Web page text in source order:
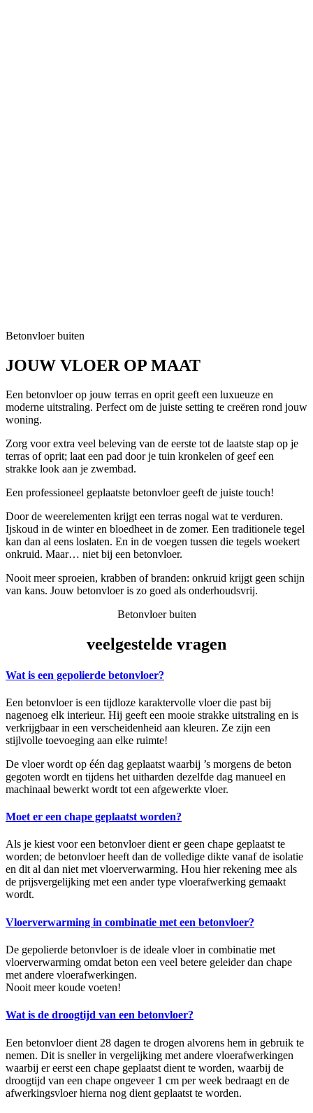
Betonvloer buiten
JOUW VLOER OP MAAT
Een betonvloer op jouw terras en oprit geeft een luxueuze en
moderne uitstraling. Perfect om de juiste setting te creëren rond jouw
woning.
Zorg voor extra veel beleving van de eerste tot de laatste stap op je
terras of oprit; laat een pad door je tuin kronkelen of geef een
strakke look aan je zwembad.
Een professioneel geplaatste betonvloer geeft de juiste touch!
Door de weerelementen krijgt een terras nogal wat te verduren.
Ijskoud in de winter en bloedheet in de zomer. Een traditionele tegel
kan dan al eens loslaten. En in de voegen tussen die tegels woekert
onkruid. Maar… niet bij een betonvloer.
Nooit meer sproeien, krabben of branden: onkruid krijgt geen schijn
van kans. Jouw betonvloer is zo goed als onderhoudsvrij.
Betonvloer buiten
veelgestelde vragen
Wat is een gepolierde betonvloer?
Een betonvloer is een tijdloze karaktervolle vloer die past bij
nagenoeg elk interieur. Hij geeft een mooie strakke uitstraling en is
verkrijgbaar in een verscheidenheid aan kleuren. Ze zijn een
stijlvolle toevoeging aan elke ruimte!
De vloer wordt op één dag geplaatst waarbij ’s morgens de beton
gegoten wordt en tijdens het uitharden dezelfde dag manueel en
machinaal bewerkt wordt tot een afgewerkte vloer.
Moet er een chape geplaatst worden?
Als je kiest voor een betonvloer dient er geen chape geplaatst te
worden; de betonvloer heeft dan de volledige dikte vanaf de isolatie
en dit al dan niet met vloerverwarming. Hou hier rekening mee als
de prijsvergelijking met een ander type vloerafwerking gemaakt
wordt.
Vloerverwarming in combinatie met een betonvloer?
De gepolierde betonvloer is de ideale vloer in combinatie met
vloerverwarming omdat beton een veel betere geleider dan chape
met andere vloerafwerkingen.
Nooit meer koude voeten!
Wat is de droogtijd van een betonvloer?
Een betonvloer dient 28 dagen te drogen alvorens hem in gebruik te
nemen. Dit is sneller in vergelijking met andere vloerafwerkingen
waarbij er eerst een chape geplaatst dient te worden, waarbij de
droogtijd van een chape ongeveer 1 cm per week bedraagt en de
afwerkingsvloer hierna nog dient geplaatst te worden.